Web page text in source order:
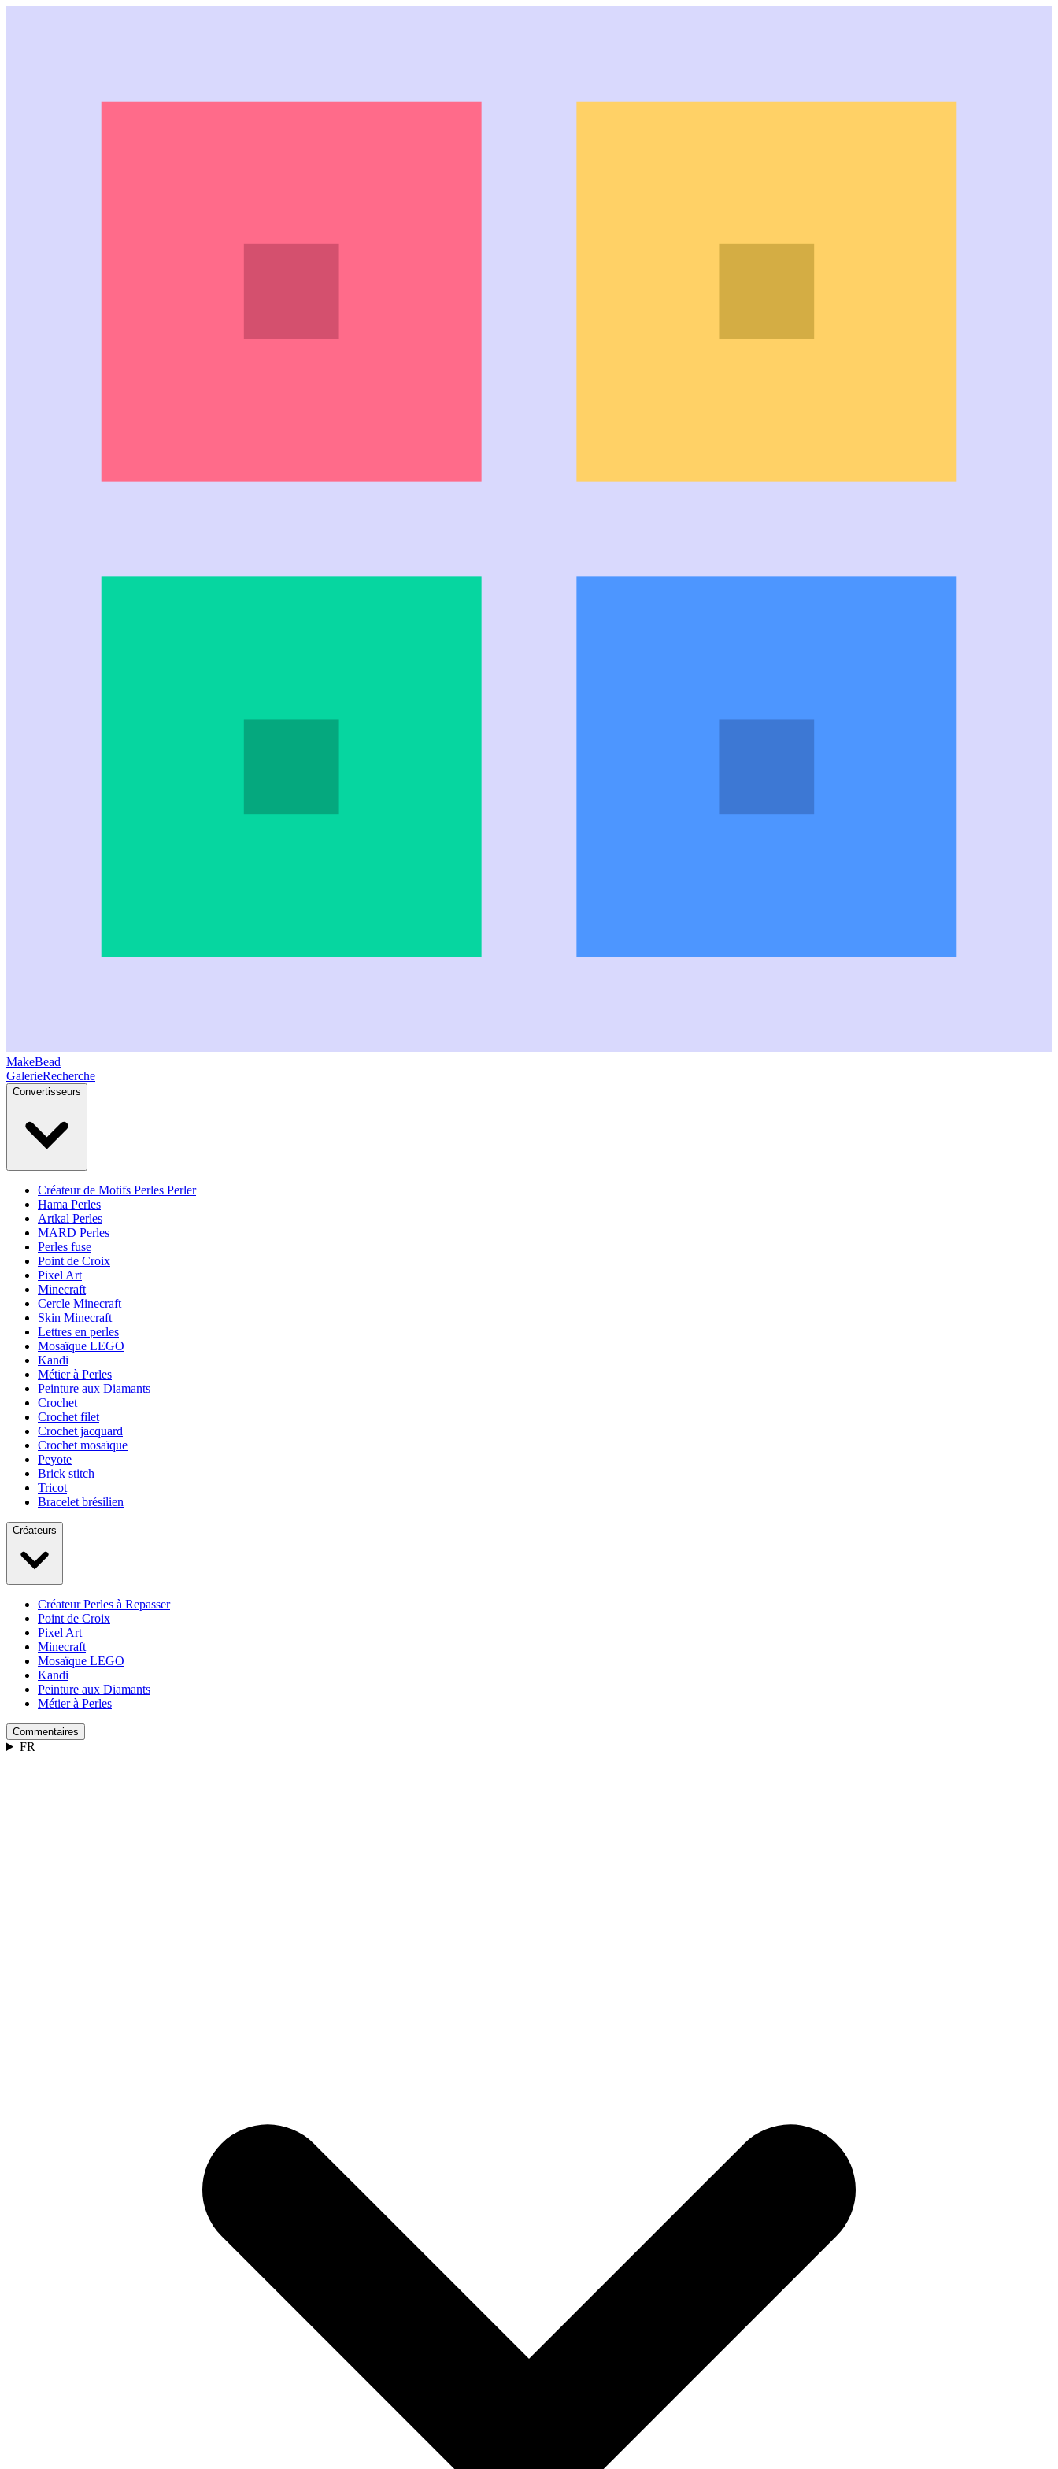
MakeBead
GalerieRecherche
Convertisseurs
Créateur de Motifs Perles Perler
Hama Perles
Artkal Perles
MARD Perles
Perles fuse
Point de Croix
Pixel Art
Minecraft
Cercle Minecraft
Skin Minecraft
Lettres en perles
Mosaïque LEGO
Kandi
Métier à Perles
Peinture aux Diamants
Crochet
Crochet filet
Crochet jacquard
Crochet mosaïque
Peyote
Brick stitch
Tricot
Bracelet brésilien
Créateurs
Créateur Perles à Repasser
Point de Croix
Pixel Art
Minecraft
Mosaïque LEGO
Kandi
Peinture aux Diamants
Métier à Perles
Commentaires
FR